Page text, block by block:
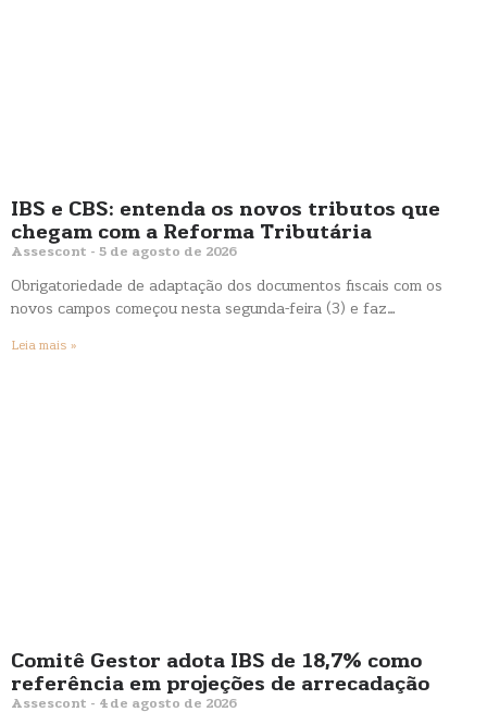
IBS e CBS: entenda os novos tributos que
chegam com a Reforma Tributária
Assescont 5 de agosto de 2026
Obrigatoriedade de adaptação dos documentos fiscais com os
novos campos começou nesta segunda-feira (3) e faz…
Leia mais »
Comitê Gestor adota IBS de 18,7% como
referência em projeções de arrecadação
Assescont 4 de agosto de 2026